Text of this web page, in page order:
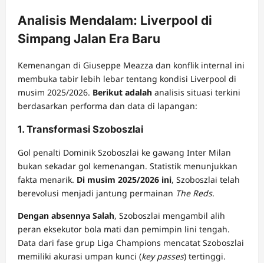
Analisis Mendalam: Liverpool di
Simpang Jalan Era Baru
Kemenangan di Giuseppe Meazza dan konflik internal ini
membuka tabir lebih lebar tentang kondisi Liverpool di
musim 2025/2026. Berikut adalah analisis situasi terkini
berdasarkan performa dan data di lapangan:
1. Transformasi Szoboszlai
Gol penalti Dominik Szoboszlai ke gawang Inter Milan
bukan sekadar gol kemenangan. Statistik menunjukkan
fakta menarik. Di musim 2025/2026 ini, Szoboszlai telah
berevolusi menjadi jantung permainan The Reds.
Dengan absennya Salah, Szoboszlai mengambil alih
peran eksekutor bola mati dan pemimpin lini tengah.
Data dari fase grup Liga Champions mencatat Szoboszlai
memiliki akurasi umpan kunci (key passes) tertinggi.